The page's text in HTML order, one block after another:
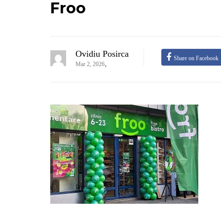
Froo
Ovidiu Posirca
Mar 2, 2026, Share on Facebook